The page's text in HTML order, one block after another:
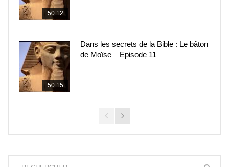
50:12
50:15
Dans les secrets de la Bible : Le bâton
de Moïse – Episode 11